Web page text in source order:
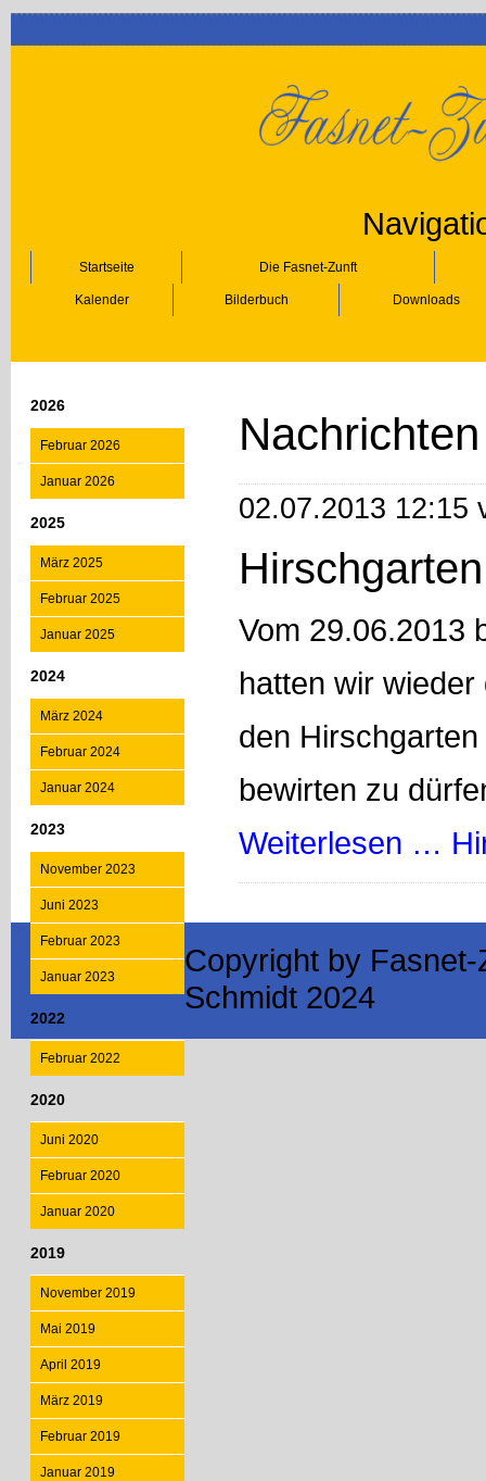
Startseite Die Fasnet-Zunft
Kalender Bilderbuch Downloads
2026
Februar 2026
Januar 2026
2025
März 2025
Februar 2025
Januar 2025
2024
März 2024
Februar 2024
Januar 2024
2023
November 2023
Juni 2023
Februar 2023
Januar 2023
2022
Februar 2022
2020
Juni 2020
Februar 2020
Januar 2020
2019
November 2019
Mai 2019
April 2019
März 2019
Februar 2019
Januar 2019
02.07.2013 12:15
Vom 29.06.2013
hatten wir
den
bewirten zu
Weiterlesen …
Copyright by
Schmidt 2024